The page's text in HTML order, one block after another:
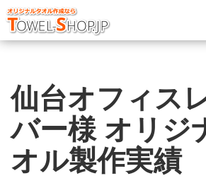
仙台オフィス
バー様 オリジ
オル製作実績